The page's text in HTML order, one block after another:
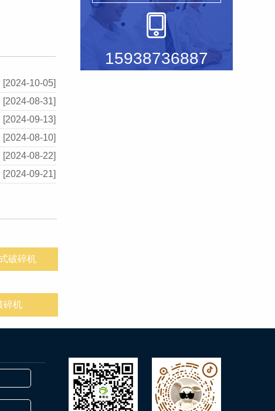
15938736887
[2024-10-05]
[2024-08-31]
[2024-09-13]
[2024-08-10]
[2024-08-22]
[2024-09-21]
破碎机
碎机